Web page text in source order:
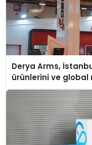
Derya Arms,
ürünlerini ve